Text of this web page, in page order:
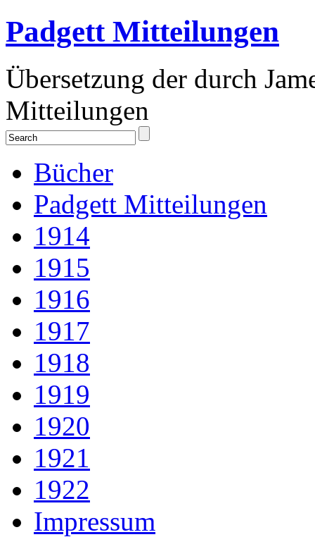
Padgett Mitteilungen
Übersetzung der durch
Mitteilungen
Bücher
Padgett Mitteilungen
1914
1915
1916
1917
1918
1919
1920
1921
1922
Impressum